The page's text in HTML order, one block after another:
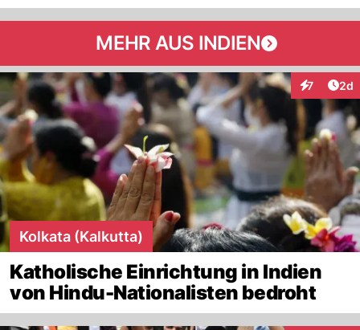
MEHR AUS INDIEN
7 2d
Kolkata (Kalkutta)
Katholische Einrichtung in Indien
von Hindu-Nationalisten bedroht